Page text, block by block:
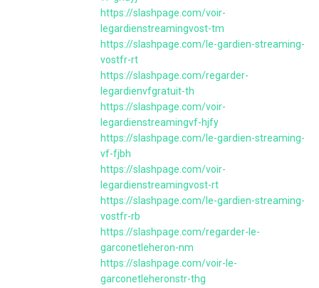
https://slashpage.com/voir-
legardienstreamingvost-tm
https://slashpage.com/le-gardien-streaming-
vostfr-rt
https://slashpage.com/regarder-
legardienvfgratuit-th
https://slashpage.com/voir-
legardienstreamingvf-hjfy
https://slashpage.com/le-gardien-streaming-
vf-fjbh
https://slashpage.com/voir-
legardienstreamingvost-rt
https://slashpage.com/le-gardien-streaming-
vostfr-rb
https://slashpage.com/regarder-le-
garconetleheron-nm
https://slashpage.com/voir-le-
garconetleheronstr-thg